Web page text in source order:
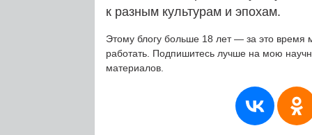
к разным культурам и эпохам.
Этому блогу больше 18 лет — за это время
работать. Подпишитесь лучше на мою
материалов.